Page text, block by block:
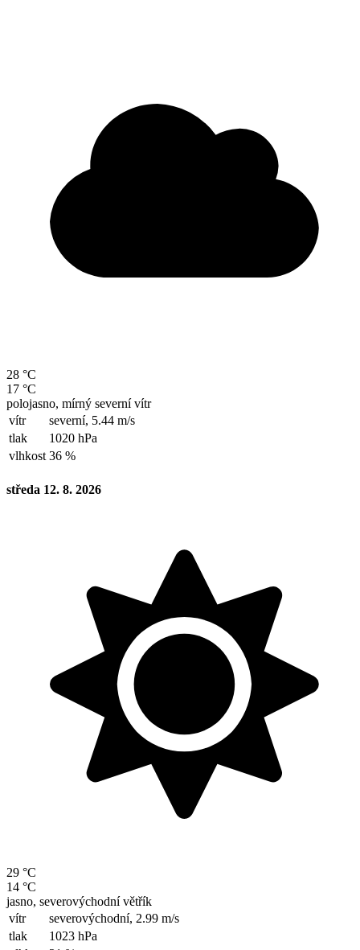
28 °C
17 °C
polojasno, mírný severní vítr
vítr
severní, 5.44 m/s
tlak
1020 hPa
vlhkost 36 %
středa 12. 8. 2026
29 °C
14 °C
jasno, severovýchodní větřík
vítr
severovýchodní, 2.99 m/s
tlak
1023 hPa